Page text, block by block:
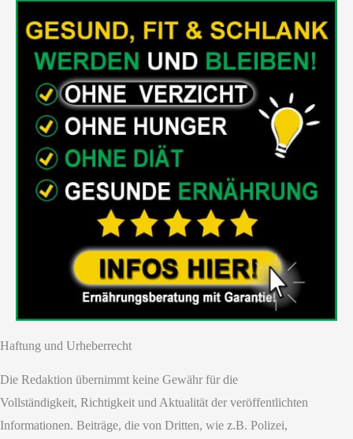
Haftung und Urheberrecht
Die Redaktion übernimmt keine Gewähr für die
Vollständigkeit, Richtigkeit und Aktualität der veröffentlichten
Informationen. Beiträge, die von Dritten, wie z.B. Polizei,